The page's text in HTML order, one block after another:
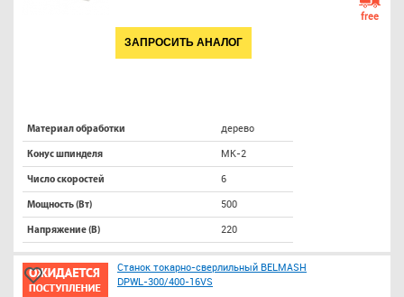
ЗАПРОСИТЬ АНАЛОГ
free
Материал обработки дерево
Конус шпинделя МК-2
Число скоростей 6
Мощность (Вт) 500
Напряжение (В) 220
Станок токарно-сверлильный BELMASH
DPWL-300/400-16VS